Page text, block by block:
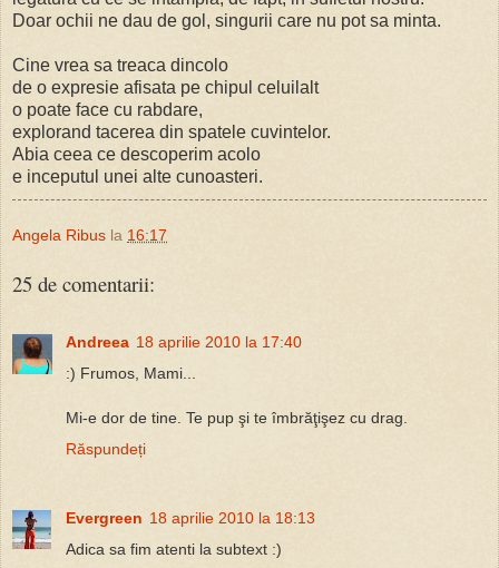
Doar ochii ne dau de gol, singurii care nu pot sa minta.
Cine vrea sa treaca dincolo
de o expresie afisata pe chipul celuilalt
o poate face cu rabdare,
explorand tacerea din spatele cuvintelor.
Abia ceea ce descoperim acolo
e inceputul unei alte cunoasteri.
Angela Ribus la 16:17
25 de comentarii:
Andreea 18 aprilie 2010 la 17:40
:) Frumos, Mami...
Mi-e dor de tine. Te pup şi te îmbrăţişez cu drag.
Răspundeți
Evergreen 18 aprilie 2010 la 18:13
Adica sa fim atenti la subtext :)